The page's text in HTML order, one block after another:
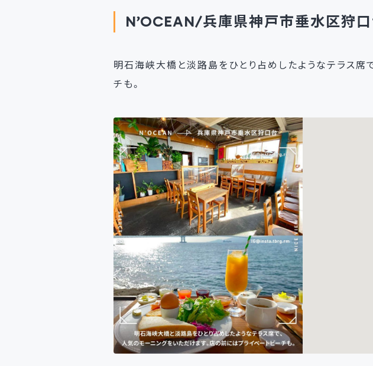
N’OCEAN/兵庫県神戸市垂水区狩
明石海峡大橋と淡路島をひとり占めしたようなテラス席
チも。